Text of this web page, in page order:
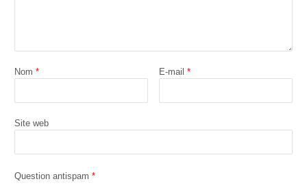
Nom * E-mail*
Site web
Question antispam *